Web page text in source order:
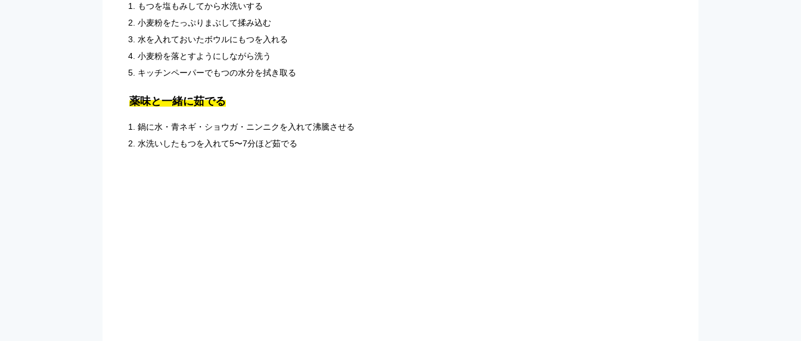
もつを塩もみしてから水洗いする
小麦粉をたっぷりまぶして揉み込む
水を入れておいたボウルにもつを入れる
小麦粉を落とすようにしながら洗う
キッチンペーパーでもつの水分を拭き取る
薬味と一緒に茹でる
鍋に水・青ネギ・ショウガ・ニンニクを入れて沸騰させる
水洗いしたもつを入れて5〜7分ほど茹でる